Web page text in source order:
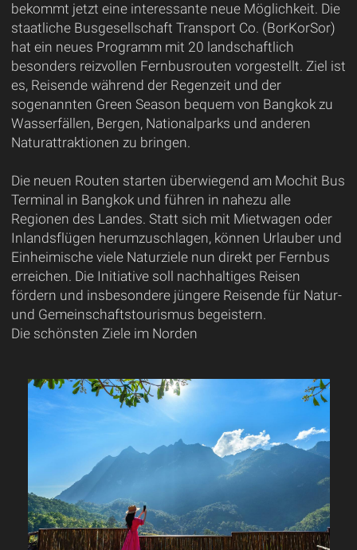
bekommt jetzt eine interessante neue Möglichkeit. Die
staatliche Busgesellschaft Transport Co. (BorKorSor)
hat ein neues Programm mit 20 landschaftlich
besonders reizvollen Fernbusrouten vorgestellt. Ziel ist
es, Reisende während der Regenzeit und der
sogenannten Green Season bequem von Bangkok zu
Wasserfällen, Bergen, Nationalparks und anderen
Naturattraktionen zu bringen.
Die neuen Routen starten überwiegend am Mochit Bus
Terminal in Bangkok und führen in nahezu alle
Regionen des Landes. Statt sich mit Mietwagen oder
Inlandsflügen herumzuschlagen, können Urlauber und
Einheimische viele Naturziele nun direkt per Fernbus
erreichen. Die Initiative soll nachhaltiges Reisen
fördern und insbesondere jüngere Reisende für Natur-
und Gemeinschaftstourismus begeistern.
Die schönsten Ziele im Norden